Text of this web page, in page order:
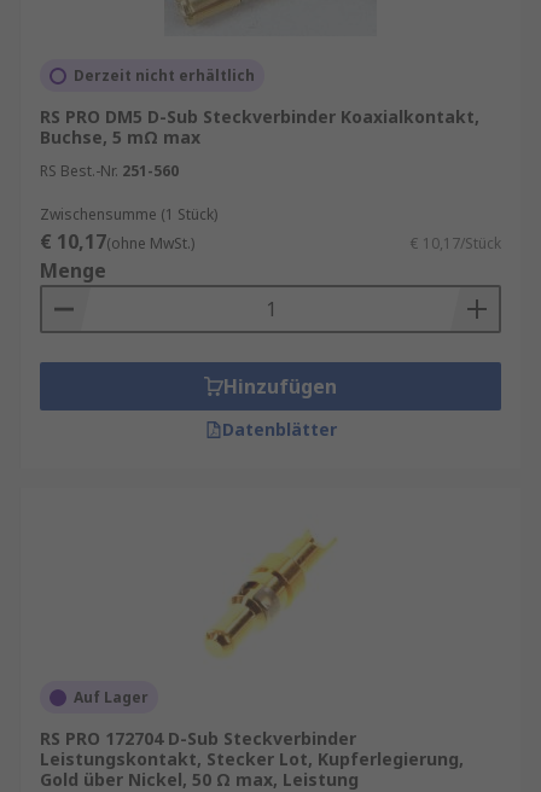
Derzeit nicht erhältlich
RS PRO DM5 D-Sub Steckverbinder Koaxialkontakt,
Buchse, 5 mΩ max
RS Best.-Nr. 251-560
Zwischensumme (1 Stück)
€ 10,17(ohne MwSt.) € 10,17/Stück
Menge
Hinzufügen
Datenblätter
Auf Lager
RS PRO 172704 D-Sub Steckverbinder
Leistungskontakt, Stecker Lot, Kupferlegierung,
Gold über Nickel, 50 Ω max, Leistung